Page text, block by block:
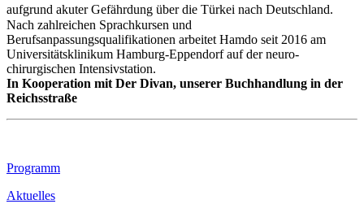
aufgrund akuter Gefährdung über die Türkei nach Deutschland.
Nach zahlreichen Sprachkursen und
Berufsanpassungsqualifikationen arbeitet Hamdo seit 2016 am
Universitätsklinikum Hamburg-Eppendorf auf der neuro-
chirurgischen Intensivstation.
In Kooperation mit Der Divan, unserer Buchhandlung in der
Reichsstraße
Footer
Inhalt
Programm
Aktuelles